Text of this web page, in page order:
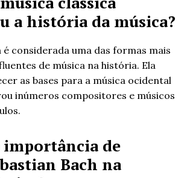
a história da música?
é considerada uma das formas mais
de música na história. Ela
as bases para a música ocidental
inúmeros compositores e músicos
importância de
Bach na